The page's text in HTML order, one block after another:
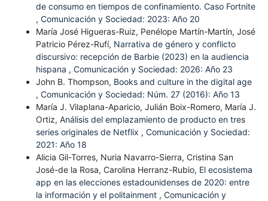
de consumo en tiempos de confinamiento. Caso Fortnite
, Comunicación y Sociedad: 2023: Año 20
María José Higueras-Ruiz, Penélope Martín-Martín, José
Patricio Pérez-Rufí, Narrativa de género y conflicto
discursivo: recepción de Barbie (2023) en la audiencia
hispana , Comunicación y Sociedad: 2026: Año 23
John B. Thompson, Books and culture in the digital age
, Comunicación y Sociedad: Núm. 27 (2016): Año 13
María J. Vilaplana-Aparicio, Julián Boix-Romero, María J.
Ortiz, Análisis del emplazamiento de producto en tres
series originales de Netflix , Comunicación y Sociedad:
2021: Año 18
Alicia Gil-Torres, Nuria Navarro-Sierra, Cristina San
José-de la Rosa, Carolina Herranz-Rubio, El ecosistema
app en las elecciones estadounidenses de 2020: entre
la información y el politainment , Comunicación y